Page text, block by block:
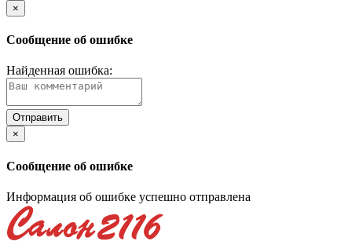
×
Сообщение об ошибке
Найденная ошибка:
×
Сообщение об ошибке
Информация об ошибке успешно отправлена